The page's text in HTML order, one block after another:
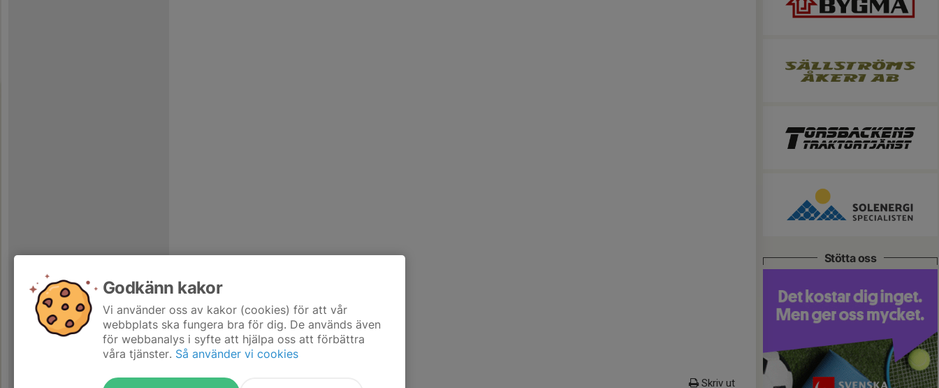
Skriv ut
Stötta oss
Godkänn kakor
Vi använder oss av kakor (cookies) för att vår
webbplats ska fungera bra för dig. De används även
för webbanalys i syfte att hjälpa oss att förbättra
våra tjänster. Så använder vi cookies